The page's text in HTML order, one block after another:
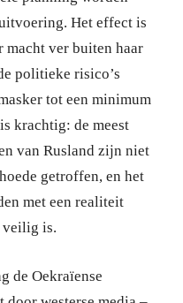
Het effect is
macht ver buiten haar
politieke risico’s
tot een minimum
krachtig: de meest
van Rusland zijn niet
getroffen, en het
met een realiteit
veilig is.
de Oekraïense